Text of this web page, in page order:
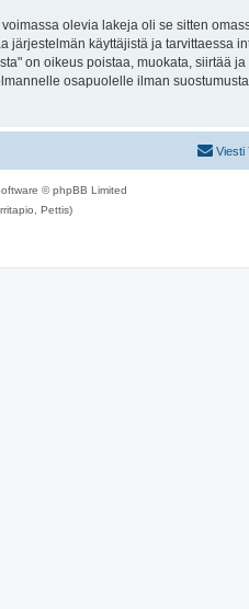
olevia lakeja oli se sitten
käyttäjistä ja tarvittaessa
on oikeus poistaa, muokata, siirtää
osapuolelle ilman
Viesti
© phpBB Limited
Pettis)